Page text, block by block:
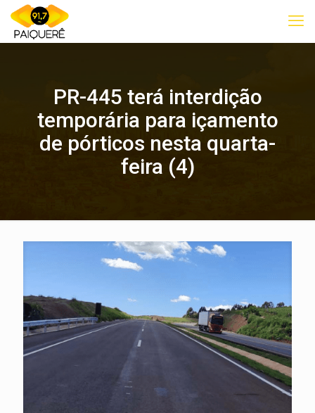
PR-445 terá interdição
temporária para içamento
de pórticos nesta quarta-
feira (4)